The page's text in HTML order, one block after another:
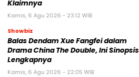
Klaimnya
Kamis, 6 Agu 2026 - 23:12 WIB
Showbiz
Balas Dendam Xue Fangfei dalam
Drama China The Double, Ini Sinopsis
Lengkapnya
Kamis, 6 Agu 2026 - 22:05 WIB